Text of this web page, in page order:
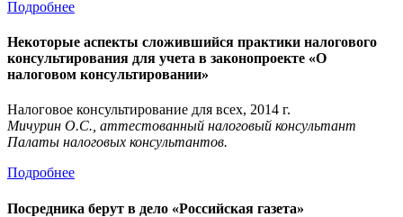
Подробнее
Некоторые аспекты сложившийся практики налогового
консультирования для учета в законопроекте «О
налоговом консультировании»
Налоговое консультирование для всех, 2014 г.
Мичурин О.С., аттестованный налоговый консультант
Палаты налоговых консультантов.
Подробнее
Посредника берут в дело «Российская газета»